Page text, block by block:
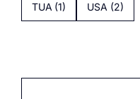
TUA (1) USA (2)